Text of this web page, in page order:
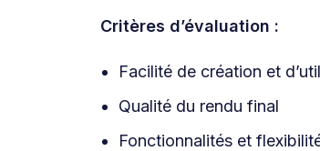
Critères d’évaluation :
Facilité de création et
Qualité du rendu final
Fonctionnalités et